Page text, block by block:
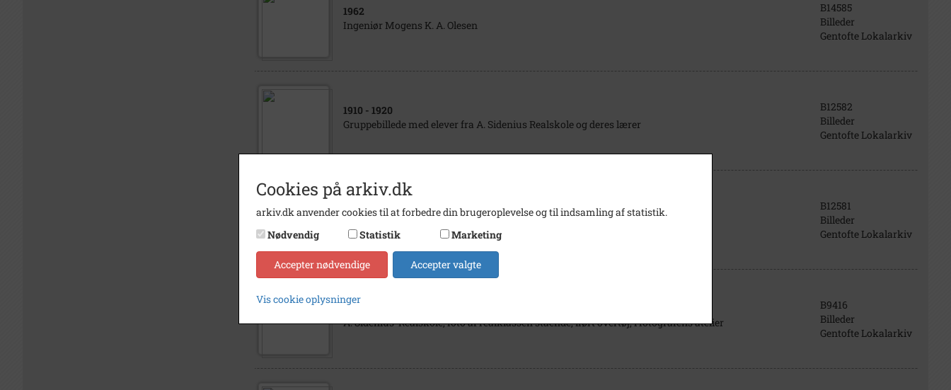
1962
Ingeniør Mogens K. A. Olesen
B14585
Billeder
Gentofte Lokalarkiv
1910 - 1920
Gruppebillede med elever fra A. Sidenius Realskole og deres lærer
B12582
Billeder
Gentofte Lokalarkiv
1910- 1920
B12581
Billeder
Gentofte Lokalarkiv
1914
A. Sidenius' Realskole, foto af realklassen stående, iført overtøj, i fotografens atelier
B9416
Billeder
Gentofte Lokalarkiv
Cookies på arkiv.dk
arkiv.dk anvender cookies til at forbedre din brugeroplevelse og til indsamling af statistik.
Nødvendig
Statistik Marketing
Accepter nødvendige Accepter valgte
Vis cookie oplysninger